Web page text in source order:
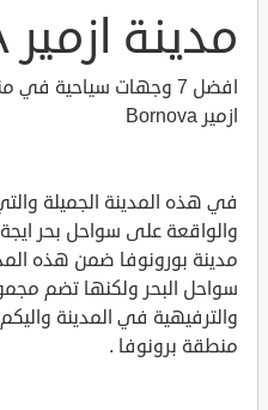
مدينة ازمير BORNOVA
افضل 7 وجهات سياحية
ازمير Bornova
في هذه المدينة الجميلة
والواقعة على سواحل بحر
مدينة بورونوفا ضمن هذه
سواحل البحر ولكنها تضم
منطقة برونوفا .